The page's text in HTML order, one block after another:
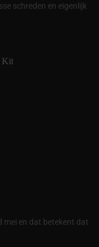
schreden en eigenlijk
mei en dat betekent dat